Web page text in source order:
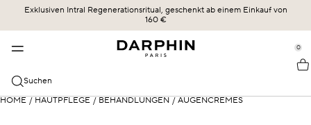
Exklusiven Intral Regenerationsritual, geschenkt ab einem Einkauf von
160 €
::elc_general.menu::
0
Suchen
Sidebar Navigation
BESTSELLER
BESTSELLER
HAUTPFLEGE
ENTDECKEN
KATEGORIEN
Alle Shoppen
KOLLEKTIONEN
ALLE SHOPPEN
ERBE
UNSERE GESCHICHTE
HOME / HAUTPFLEGE / BEHANDLUNGEN / AUGENCREMES